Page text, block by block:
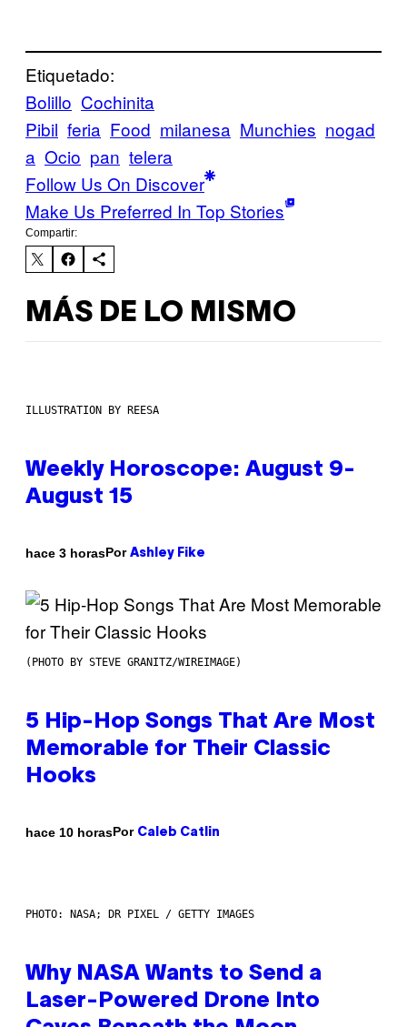
Etiquetado:
Bolillo Cochinita
Pibil feria Food milanesa Munchies nogad
a Ocio pan telera
Follow Us On Discover
Make Us Preferred In Top Stories
Compartir:
MÁS DE LO MISMO
ILLUSTRATION BY REESA
Weekly Horoscope: August 9-
August 15
hace 3 horasPor Ashley Fike
(PHOTO BY STEVE GRANITZ/WIREIMAGE)
5 Hip-Hop Songs That Are Most
Memorable for Their Classic
Hooks
hace 10 horasPor Caleb Catlin
PHOTO: NASA; DR PIXEL / GETTY IMAGES
Why NASA Wants to Send a
Laser-Powered Drone Into